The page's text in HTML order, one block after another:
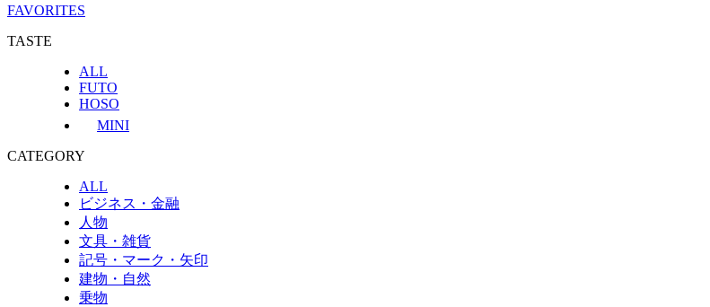
FAVORITES
TASTE
ALL
FUTO
HOSO
MINI
CATEGORY
ALL
ビジネス・金融
人物
文具・雑貨
記号・マーク・矢印
建物・自然
乗物